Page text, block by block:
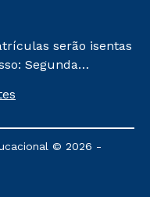
serão isentas
Segunda
será de R$
cursos: Ensino
e Metodologia
Atuais.
© 2026 -